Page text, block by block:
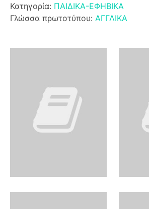
Κατηγορία: ΠΑΙΔΙΚΑ-ΕΦΗΒΙΚΑ
Γλώσσα πρωτοτύπου: ΑΓΓΛΙΚΑ